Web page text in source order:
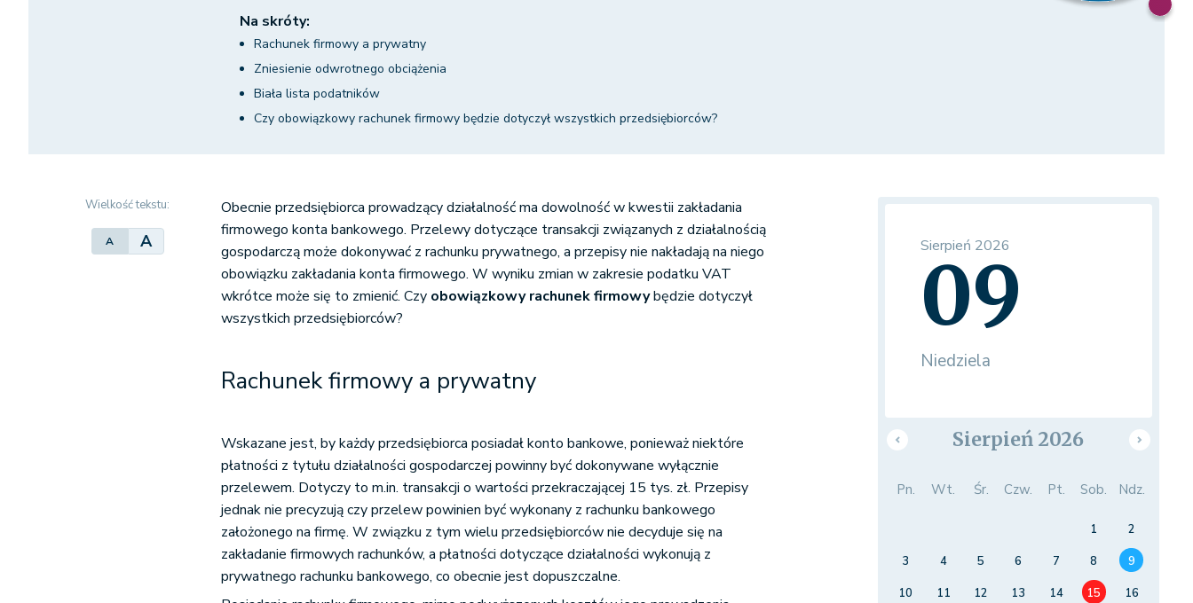
Na skróty:
Rachunek firmowy a prywatny
Zniesienie odwrotnego obciążenia
Biała lista podatników
Czy obowiązkowy rachunek firmowy będzie dotyczył wszystkich przedsiębiorców?
Wielkość tekstu:
A A
Obecnie przedsiębiorca prowadzący działalność ma dowolność w kwestii zakładania
firmowego konta bankowego. Przelewy dotyczące transakcji związanych z działalnością
gospodarczą może dokonywać z rachunku prywatnego, a przepisy nie nakładają na niego
obowiązku zakładania konta firmowego. W wyniku zmian w zakresie podatku VAT
wkrótce może się to zmienić. Czy obowiązkowy rachunek firmowybędzie dotyczył
wszystkich przedsiębiorców?
Rachunek firmowy a prywatny
Wskazane jest, by każdy przedsiębiorca posiadał konto bankowe, ponieważ niektóre
płatności z tytułu działalności gospodarczej powinny być dokonywane wyłącznie
przelewem. Dotyczy to m.in. transakcji o wartości przekraczającej 15 tys. zł. Przepisy
jednak nie precyzują czy przelew powinien być wykonany z rachunku bankowego
założonego na firmę. W związku z tym wielu przedsiębiorców nie decyduje się na
zakładanie firmowych rachunków, a płatności dotyczące działalności wykonują z
prywatnego rachunku bankowego, co obecnie jest dopuszczalne.
Sierpień 2026
09
Niedziela
Sierpień 2026
Pn. Wt. Śr. Czw. Pt. Sob. Ndz.
1
2
3
4 5 6 7 8
9
10
11 12 13 14 15
16